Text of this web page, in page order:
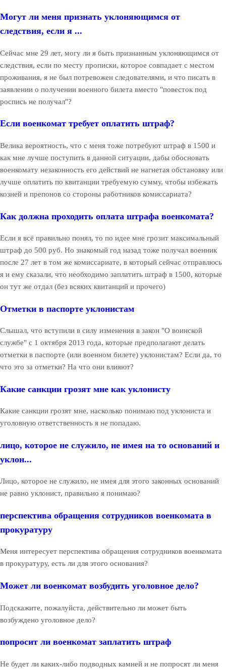
Могут ли меня признать уклоняющимся от
следствия, если я ...
Сейчас мне 29 лет, могу ли я быть признанным уклоняющимся от
следствия, если по месту прописки, которое совпадает с местом
проживания, я не был потревожен следователями, и что писать в
заявлении о получении военного билета вместо "повесток под
роспись не получал"?
Если военкомат требует оплатить штраф?
Велика вероятность, что с меня тоже потребуют штраф в 1500 и
как мне лучше поступить в данной ситуации, дабы обосновать
военкомату незаконность его действий не нагнетая обстановку или
лучше оплатить по квитанции требуемую сумму, чтобы избежать
козней и препонов со стороны работников комиссариата?
Как должна проходить оплата штрафа военкомата?
Если я всё правильно понял, то по идее мне грозит максимальный
штраф до 500 руб. Но знакомый год назад тоже получал военник
после 27 лет в том же комиссариате, в который сейчас отправлюсь
я и ему сказали, что необходимо заплатить штраф в 1500, которые
он тут же отдал (без всяких квитанций и прочего)
Отметки в паспорте уклонистам
Слышал, что вступили в силу изменения в закон "О воинской
службе" с 1 октября 2013 года, которые предполагают делать
отметки в паспорте (или военном билете) уклонистам? Если да, то
что это за отметки? На что они влияют?
Какие санкции грозят мне как уклонисту
Какие санкции грозят мне, насколько понимаю под уклониста и
уголовную ответственность я не попадаю.
лицо, которое не служило, не имея на то оснований и
уклон...
Лицо, которое не служило, не имея для этого законных оснований
не равно уклонист, правильно я понимаю?
перспектива обращения сотрудников военкомата в
прокуратуру
Меня интересует перспектива обращения сотрудников военкомата
в прокуратуру, есть ли для этого основания?
Может ли военкомат возбудить уголовное дело?
Подскажите, пожалуйста, действительно ли может быть
возбуждено уголовное дело?
попросит ли военкомат заплатить штраф
Не будет ли каких-либо подводных камней и не попросят ли меня